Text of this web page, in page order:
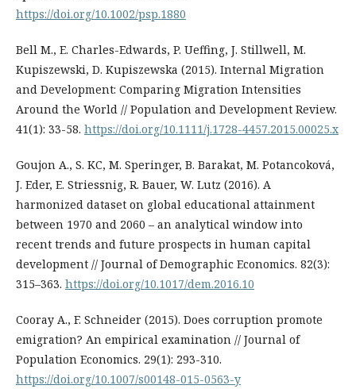
https://doi.org/10.1002/psp.1880
Bell M., E. Charles-Edwards, P. Ueffing, J. Stillwell, M.
Kupiszewski, D. Kupiszewska (2015). Internal Migration
and Development: Comparing Migration Intensities
Around the World // Population and Development Review.
41(1): 33-58. https://doi.org/10.1111/j.1728-4457.2015.00025.x
Goujon A., S. KC, M. Speringer, B. Barakat, M. Potancoková,
J. Eder, E. Striessnig, R. Bauer, W. Lutz (2016). A
harmonized dataset on global educational attainment
between 1970 and 2060 – an analytical window into
recent trends and future prospects in human capital
development // Journal of Demographic Economics. 82(3):
315–363. https://doi.org/10.1017/dem.2016.10
Cooray A., F. Schneider (2015). Does corruption promote
emigration? An empirical examination // Journal of
Population Economics. 29(1): 293-310.
https://doi.org/10.1007/s00148-015-0563-y